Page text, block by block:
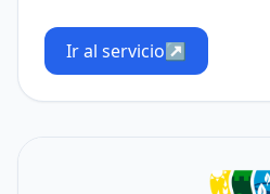
Ir al servicio↗